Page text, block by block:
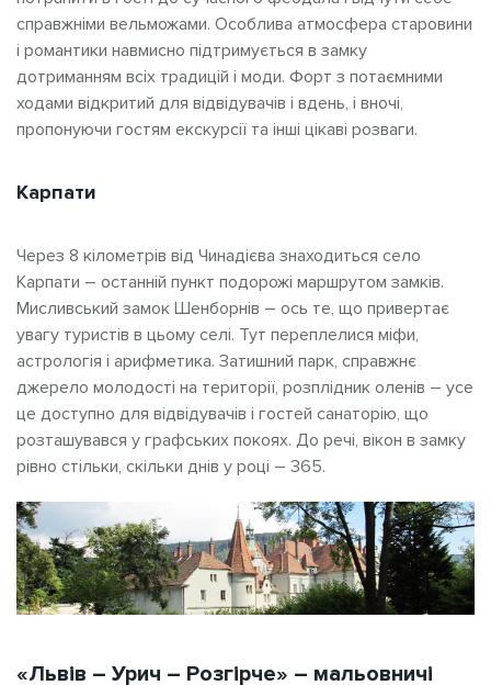
справжніми вельможами. Особлива атмосфера старовини
і романтики навмисно підтримується в замку
дотриманням всіх традицій і моди. Форт з потаємними
ходами відкритий для відвідувачів і вдень, і вночі,
пропонуючи гостям екскурсії та інші цікаві розваги.
Карпати
Через 8 кілометрів від Чинадієва знаходиться село
Карпати – останній пункт подорожі маршрутом замків.
Мисливський замок Шенборнів – ось те, що привертає
увагу туристів в цьому селі. Тут переплелися міфи,
астрологія і арифметика. Затишний парк, справжнє
джерело молодості на території, розплідник оленів – усе
це доступно для відвідувачів і гостей санаторію, що
розташувався у графських покоях. До речі, вікон в замку
рівно стільки, скільки днів у році – 365.
«Львів – Урич – Розгірче» – мальовничі